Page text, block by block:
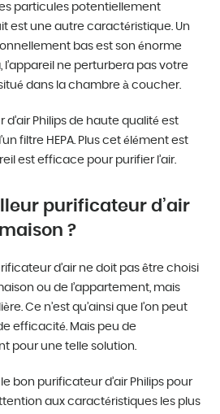
particules potentiellement
est une autre caractéristique. Un
bas est son énorme
l’appareil ne perturbera pas votre
dans la chambre à coucher.
d’air Philips de haute qualité est
filtre HEPA. Plus cet élément est
est efficace pour purifier l’air.
purificateur d’air
?
d’air ne doit pas être choisi
ou de l’appartement, mais
Ce n’est qu’ainsi que l’on peut
efficacité. Mais peu de
pour une telle solution.
bon purificateur d’air Philips pour
aux caractéristiques les plus